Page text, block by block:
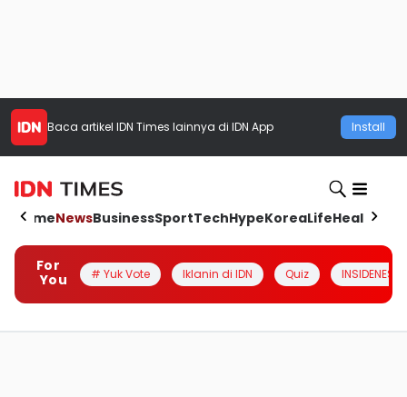
Baca artikel IDN Times lainnya di IDN App Install
HomeNewsBusinessSportTechHypeKoreaLifeHealth
For
You
# Yuk Vote Iklanin di IDN Quiz INSIDENESIA